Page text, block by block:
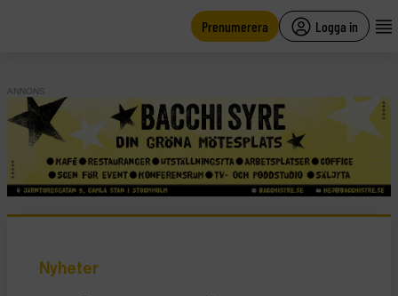
Prenumerera Logga in
ANNONS
Nyheter